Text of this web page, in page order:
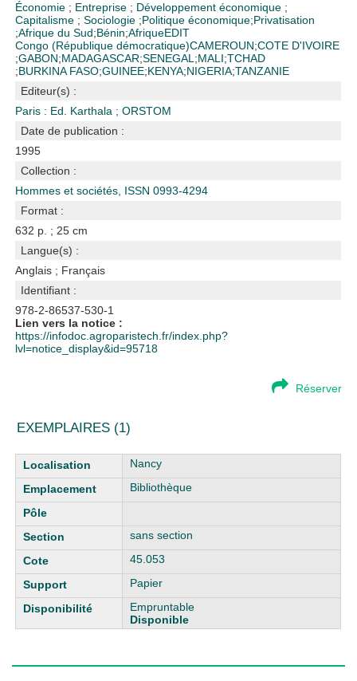
Économie ; Entreprise ; Développement économique ;
Capitalisme ;Sociologie ;Politique économique;Privatisation
;Afrique du Sud;Bénin;AfriqueEDIT
Congo (République démocratique)CAMEROUN;COTE D'IVOIRE
;GABON;MADAGASCAR;SENEGAL ;MALI;TCHAD
;BURKINA FASO;GUINEE;KENYA;NIGERIA;TANZANIE
Editeur(s) :
Paris : Ed. Karthala ;ORSTOM
Date de publication :
1995
Collection :
Hommes et sociétés, ISSN 0993-4294
Format :
632 p. ; 25 cm
Langue(s) :
Anglais ; Français
Identifiant :
978-2-86537-530-1
Lien vers la notice :
https://infodoc.agroparistech.fr/index.php?
lvl=notice_display&id=95718
Réserver
EXEMPLAIRES (1)
Liste des exemplaires
Nancy
Bibliothèque
sans section
45.053
Papier
Empruntable
Disponible